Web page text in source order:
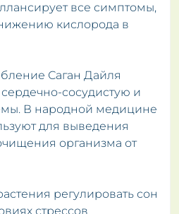
все симптомы,
кислорода в
Саган Дайля
сосудистую и
В народной медицине
для выведения
организма от
регулировать сон
стрессов